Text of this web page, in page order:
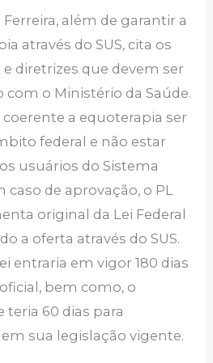
além de garantir a
através do SUS, cita os
diretrizes que devem ser
com o Ministério da Saúde.
coerente a equoterapia ser
federal e não estar
usuários do Sistema
caso de aprovação, o PL
original da Lei Federal
a oferta através do SUS.
entraria em vigor 180 dias
bem como, o
teria 60 dias para
sua legislação vigente.